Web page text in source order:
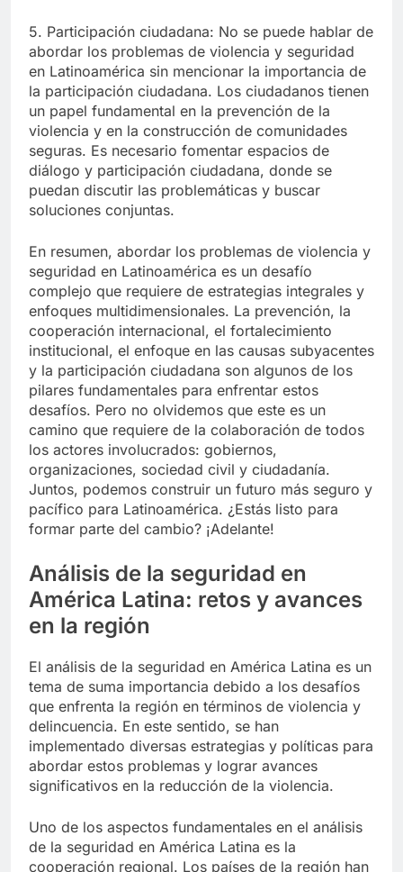
5. Participación ciudadana: No se puede hablar de
abordar los problemas de violencia y seguridad
en Latinoamérica sin mencionar la importancia de
la participación ciudadana. Los ciudadanos tienen
un papel fundamental en la prevención de la
violencia y en la construcción de comunidades
seguras. Es necesario fomentar espacios de
diálogo y participación ciudadana, donde se
puedan discutir las problemáticas y buscar
soluciones conjuntas.
En resumen, abordar los problemas de violencia y
seguridad en Latinoamérica es un desafío
complejo que requiere de estrategias integrales y
enfoques multidimensionales. La prevención, la
cooperación internacional, el fortalecimiento
institucional, el enfoque en las causas subyacentes
y la participación ciudadana son algunos de los
pilares fundamentales para enfrentar estos
desafíos. Pero no olvidemos que este es un
camino que requiere de la colaboración de todos
los actores involucrados: gobiernos,
organizaciones, sociedad civil y ciudadanía.
Juntos, podemos construir un futuro más seguro y
pacífico para Latinoamérica. ¿Estás listo para
formar parte del cambio? ¡Adelante!
Análisis de la seguridad en
América Latina: retos y avances
en la región
El análisis de la seguridad en América Latina es un
tema de suma importancia debido a los desafíos
que enfrenta la región en términos de violencia y
delincuencia. En este sentido, se han
implementado diversas estrategias y políticas para
abordar estos problemas y lograr avances
significativos en la reducción de la violencia.
Uno de los aspectos fundamentales en el análisis
de la seguridad en América Latina es la
cooperación regional. Los países de la región han